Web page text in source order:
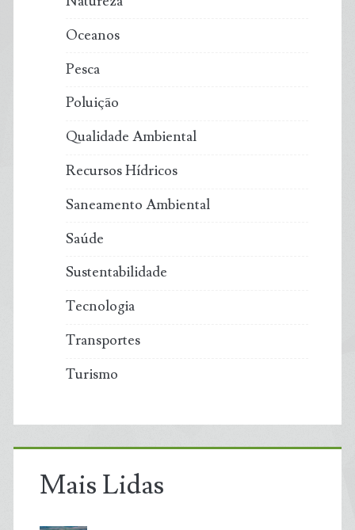
Oceanos
Pesca
Poluição
Qualidade Ambiental
Recursos Hídricos
Saneamento Ambiental
Saúde
Sustentabilidade
Tecnologia
Transportes
Turismo
Mais Lidas